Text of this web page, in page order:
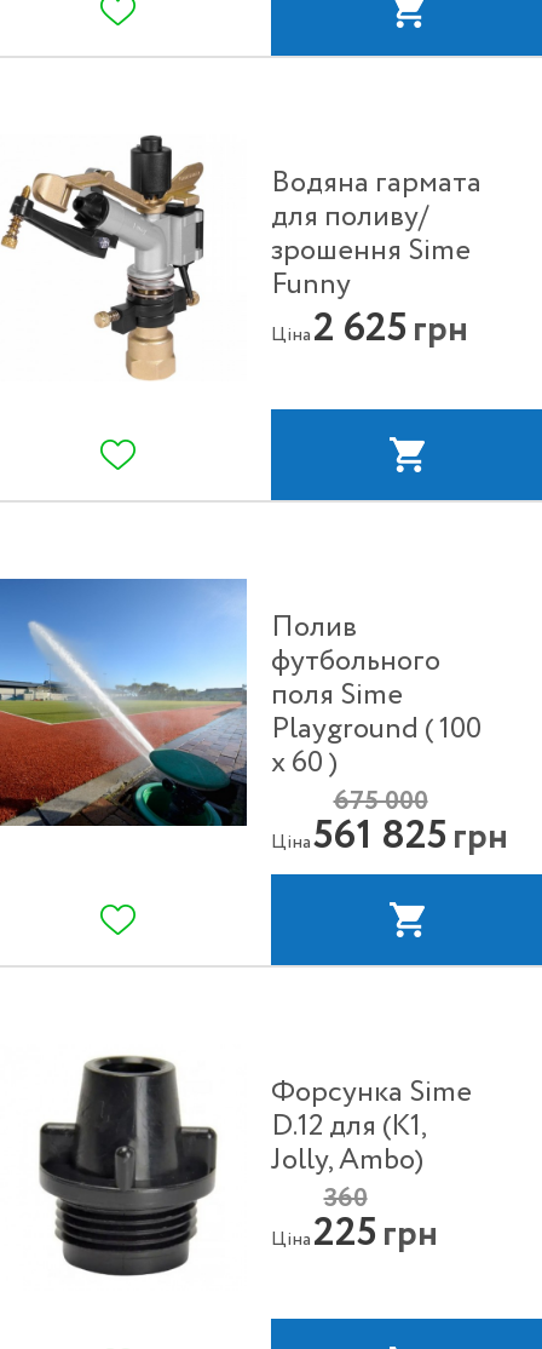
Водяна гармата
для поливу/
зрошення Sime
Funny
Ціна2 625грн
Полив
футбольного
поля Sime
Playground ( 100
х 60 )
Ціна
675 000
561 825грн
Форсунка Sime
D.12 для (K1,
Jolly, Ambo)
Ціна
360
225грн